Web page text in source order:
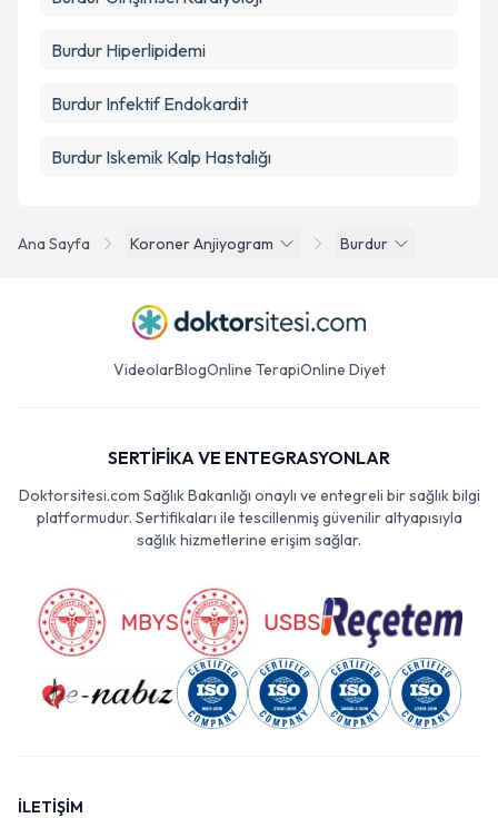
Ana Sayfa Koroner Anjiyogram Burdur
Burdur Hiperlipidemi
Burdur Infektif Endokardit
Burdur Iskemik Kalp Hastalığı
VideolarBlogOnline TerapiOnline Diyet
SERTİFİKA VE ENTEGRASYONLAR
Doktorsitesi.com Sağlık Bakanlığı onaylı ve entegreli bir sağlık bilgi
platformudur. Sertifikaları ile tescillenmiş güvenilir altyapısıyla
sağlık hizmetlerine erişim sağlar.
İLETİŞİM